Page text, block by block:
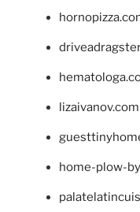
lizaivanov.com
home-plow-